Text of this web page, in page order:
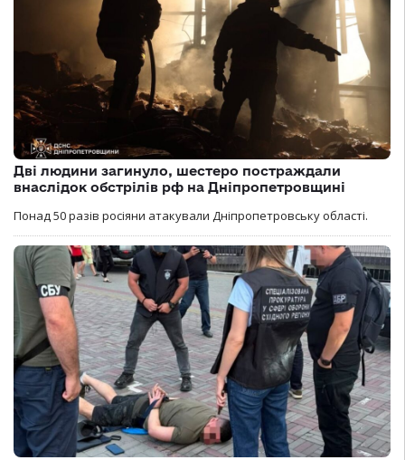
Дві людини загинуло, шестеро постраждали
внаслідок обстрілів рф на Дніпропетровщині
Понад 50 разів росіяни атакували Дніпропетровську області.